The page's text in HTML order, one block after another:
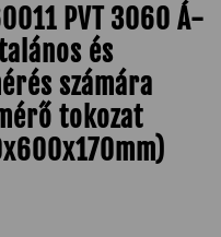
PVT 3060 Á-
és
számára
tokozat